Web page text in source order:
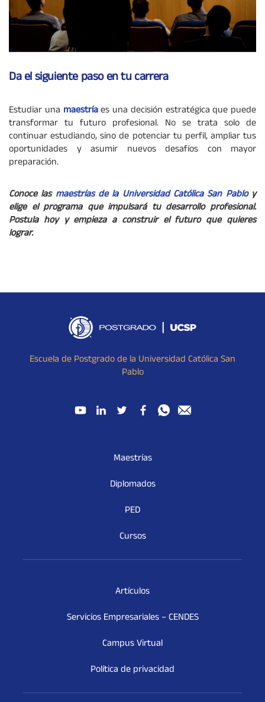
Da el siguiente paso en tu carrera
Estudiar una maestríaes una decisión estratégica que puede
transformar tu futuro profesional. No se trata solo de
continuar estudiando, sino de potenciar tu perfil, ampliar tus
oportunidades y asumir nuevos desafíos con mayor
preparación.
Conoce las maestrías de la Universidad Católica San Pabloy
elige el programa que impulsará tu desarrollo profesional.
Postula hoy y empieza a construir el futuro que quieres
lograr.
Escuela de Postgrado de la Universidad Católica San
Pablo
Maestrías
Diplomados
PED
Cursos
Artículos
Servicios Empresariales – CENDES
Campus Virtual
Política de privacidad